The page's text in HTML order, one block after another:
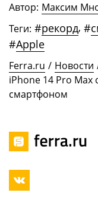
Автор: Максим
Теги: #рекорд, #
#Apple
Ferra.ru / Новости
iPhone 14 Pro
смартфоном